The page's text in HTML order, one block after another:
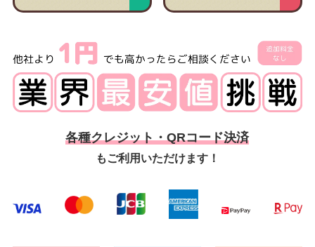
各種クレジット・QRコード決済
もご利用いただけます！